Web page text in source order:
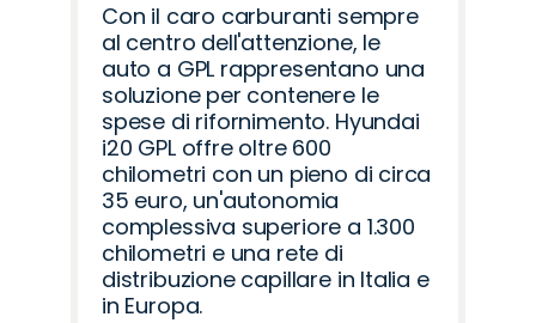
Con il caro carburanti sempre
al centro dell'attenzione, le
auto a GPL rappresentano una
soluzione per contenere le
spese di rifornimento. Hyundai
i20 GPL offre oltre 600
chilometri con un pieno di circa
35 euro, un'autonomia
complessiva superiore a 1.300
chilometri e una rete di
distribuzione capillare in Italia e
in Europa.